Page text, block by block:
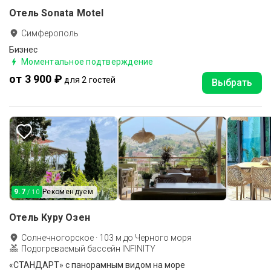
Отель Sonata Motel
Симферополь
Бизнес
Моментальное подтверждение
от 3 900 ₽ для 2 гостей Выбрать
9.7 / 10 Рекомендуем
Отель Куру Озен
Солнечногорское · 103 м до Черного моря
Подогреваемый бассейн INFINITY
«СТАНДАРТ» с панорамным видом на море